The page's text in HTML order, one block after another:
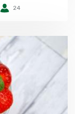
24